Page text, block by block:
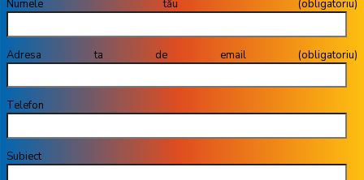
Numele tău (obligatoriu)
Adresa ta de email (obligatoriu)
Telefon
Subiect